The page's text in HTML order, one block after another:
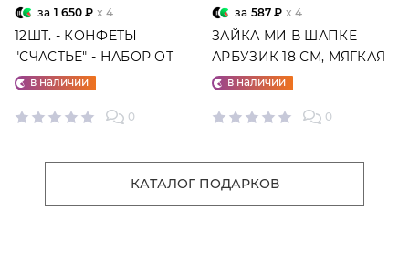
за 1 650 ₽ x 4
12ШТ. - КОНФЕТЫ
"СЧАСТЬЕ" - НАБОР ОТ
"ФАБРИКИ СЧАСТЬЕ"
в наличии
0
за 587 ₽ x 4
ЗАЙКА МИ В ШАПКЕ
АРБУЗИК 18 СМ, МЯГКАЯ
ИГРУШКА
в наличии
0
КАТАЛОГ ПОДАРКОВ